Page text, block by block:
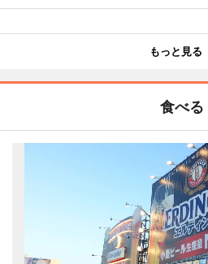
もっと見る
食べる